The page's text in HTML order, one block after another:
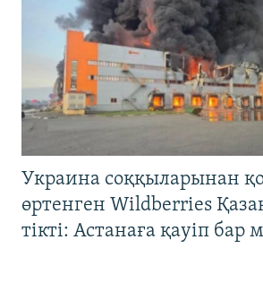
Украина соққыларынан
өртенген Wildberries
тікті: Астанаға қауіп бар